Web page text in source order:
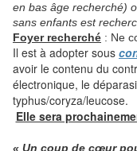
en bas âge recherché)
sans enfants est
Foyer recherché : Ne
Il est à adopter sous
avoir le contenu du
électronique, le
typhus/coryza/leucose.
Elle sera
« Un coup de cœur